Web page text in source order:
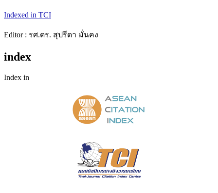
Indexed in TCI
Editor : รศ.ดร. สุปรีดา มั่นคง
index
Index in